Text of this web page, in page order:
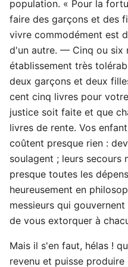
population. « Pour la
faire des garçons et des
vivre commodément est
d'un autre. — Cinq ou six
établissement très
deux garçons et deux
cent cinq livres pour
justice soit faite et que
livres de rente. Vos
coûtent presque rien :
soulagent ; leurs secours
presque toutes les
heureusement en
messieurs qui
de vous extorquer à
Mais il s'en faut, hélas !
revenu et puisse